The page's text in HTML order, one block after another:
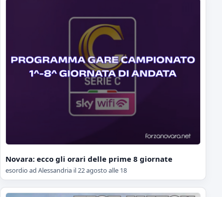
Novara: ecco gli orari delle prime 8 giornate
esordio ad Alessandria il 22 agosto alle 18